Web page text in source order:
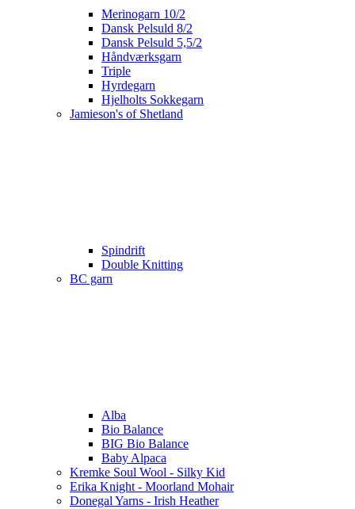
Merinogarn 10/2
Dansk Pelsuld 8/2
Dansk Pelsuld 5,5/2
Håndværksgarn
Triple
Hyrdegarn
Hjelholts Sokkegarn
Jamieson's of Shetland
Spindrift
Double Knitting
BC garn
Alba
Bio Balance
BIG Bio Balance
Baby Alpaca
Kremke Soul Wool - Silky Kid
Erika Knight - Moorland Mohair
Donegal Yarns - Irish Heather